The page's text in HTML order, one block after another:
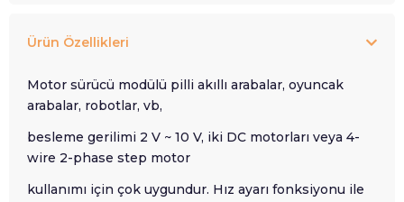
Ürün Özellikleri
Motor sürücü modülü pilli akıllı arabalar, oyuncak
arabalar, robotlar, vb,
besleme gerilimi 2 V ~ 10 V, iki DC motorları veya 4-
wire 2-phase step motor
kullanımı için çok uygundur. Hız ayarı fonksiyonu ile